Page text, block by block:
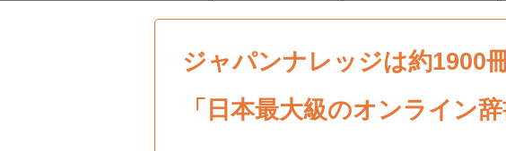
ジャパンナレッジは約1900
「日本最大級のオンライン